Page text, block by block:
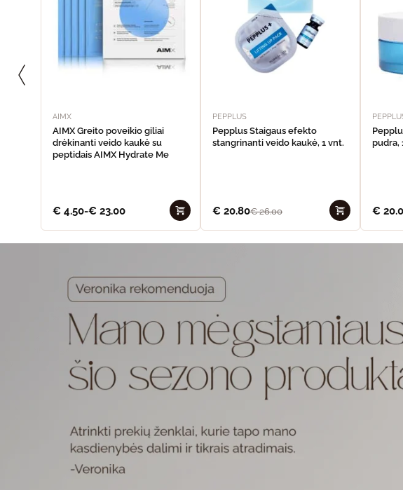
AIMX
AIMX Greito poveikio giliai
drėkinanti veido kaukė su
peptidais AIMX Hydrate Me
€ 4.50-€ 23.00
PEPPLUS
Pepplus Staigaus efekto
stangrinanti veido kaukė, 1 vnt.
€ 20.80€26.00
pudra,
€